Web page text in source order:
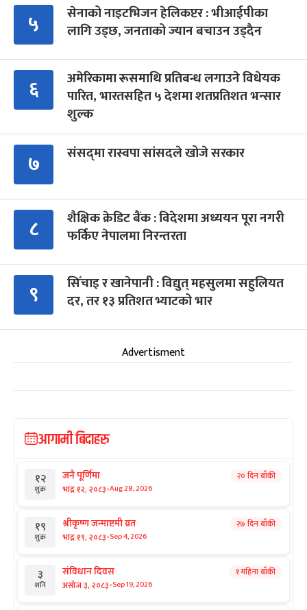
५
सेनाको नाइटभिजन हेलिकप्टर : भीआईपीका
लागि उड्छ, जनताको ज्यान बचाउन उड्दैन
६
अमेरिकामा रूसमाथि प्रतिबन्ध लगाउने विधेयक
पारित, भारतसहित ५ देशमा शतप्रतिशत भन्सार
शुल्क
७ संसद्‍मा रास्वपा सांसदले खोजे सरकार
८
शैक्षिक क्रेडिट बैंक : विदेशमा अध्ययन पूरा नगरी
फर्किए नेपालमा निरन्तरता
९
सिँचाइ र खानेपानी : विद्युत् महसुलमा सहुलियत
दर, तर १३ प्रतिशत भ्याटको भार
Advertisment
आगामी बिदाहरु
१२
शुक्र
जनै पूर्णिमा
भाद्र १२, २०८३-Aug 28, 2026
२० दिन बाँकी
१९
शुक्र
श्रीकृष्ण जन्माष्टमी व्रत
भाद्र १९, २०८३-Sep 4, 2026
२७ दिन बाँकी
३
शनि
संविधान दिवस
असोज ३, २०८३-Sep 19, 2026
१ महिना बाँकी